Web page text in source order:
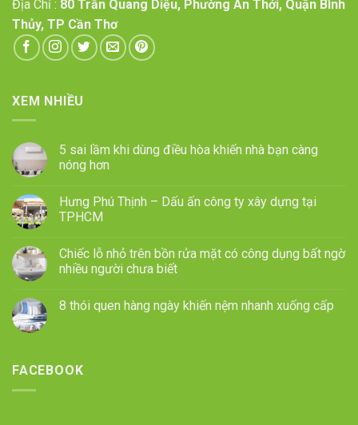
Địa Chỉ : 80 Trần Quang Diệu, Phường An Thới, Quận Bình
Thủy, TP Cần Thơ
XEM NHIỀU
5 sai lầm khi dùng điều hòa khiến nhà bạn càng
nóng hơn
Hưng Phú Thịnh – Dấu ấn công ty xây dựng tại
TPHCM
Chiếc lỗ nhỏ trên bồn rửa mặt có công dụng bất ngờ
nhiều người chưa biết
8 thói quen hàng ngày khiến nệm nhanh xuống cấp
FACEBOOK